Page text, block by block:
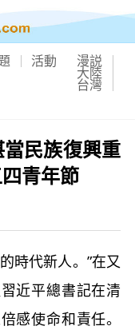
活動 漫説
大陸
台灣
當民族復興重
青年節
代新人。”在又
近平總書記在清
感使命和責任。